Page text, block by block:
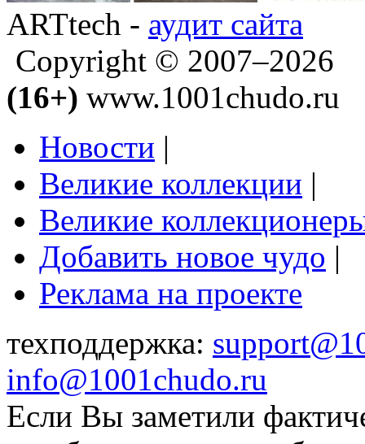
ARTtech - аудит сайта
Copyright © 2007–2026
(16+) www.1001chudo.ru
Новости |
Великие коллекции |
Великие
Добавить новое чудо |
Реклама на проекте
техподдержка:
info@1001chudo.ru
Если Вы заметили